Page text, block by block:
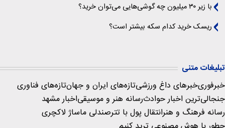
با زیر ۳۰ میلیون چه گوشی‌هایی می‌توان خرید؟
ریسک خرید کدام سکه بیشتر است؟
تبلیغات متنی
خبرفوریخبرهای داغ ورزشیتازه‌های ایران و جهانتازه‌های فناوری
جنجالی‌ترین اخبار حوادثرسانه هنر و موسیقیاخبار مشهد
رسانه فرهنگ و هنرانتقال پول با تترصندلی ماساژ لاکچری